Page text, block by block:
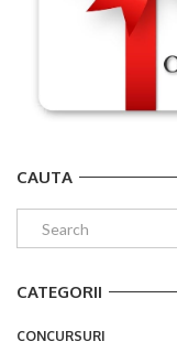
CAUTA
CATEGORII
CONCURSURI